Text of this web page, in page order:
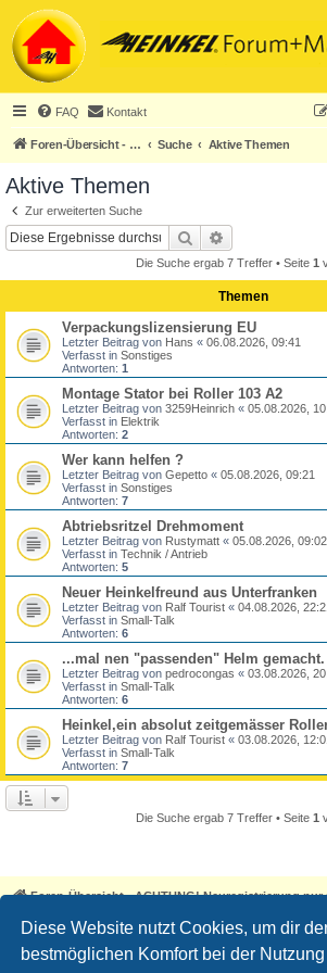
Diese Website nutzt Cookies, um dir
bestmöglichen Komfort bei der Nutzung
FAQ Kontakt
Foren-Übersicht - ACHTUNG! Neuregistrierung nur noch für Heinkel-Club-Mitglieder! Suche Aktive Themen
Aktive Themen
Zur erweiterten Suche
Suche
Die Suche ergab 7 Treffer • Seite 1
Themen
Verpackungslizensierung EU
Letzter Beitrag von Hans « 06.08.2026, 09:41
Verfasst in Sonstiges
Antworten: 1
Montage Stator bei Roller 103 A2
Letzter Beitrag von 3259Heinrich « 05.08.2026,
Verfasst in Elektrik
Antworten: 2
Wer kann helfen ?
Letzter Beitrag von Gepetto « 05.08.2026, 09:21
Verfasst in Sonstiges
Antworten: 7
Abtriebsritzel Drehmoment
Letzter Beitrag von Rustymatt « 05.08.2026, 09:02
Verfasst in Technik / Antrieb
Antworten: 5
Neuer Heinkelfreund aus Unterfranken
Letzter Beitrag von Ralf Tourist « 04.08.2026,
Verfasst in Small-Talk
Antworten: 6
...mal nen "passenden" Helm gemacht.
Letzter Beitrag von pedrocongas « 03.08.2026,
Verfasst in Small-Talk
Antworten: 6
Heinkel,ein absolut zeitgemässer
Letzter Beitrag von Ralf Tourist « 03.08.2026,
Verfasst in Small-Talk
Antworten: 7
Die Suche ergab 7 Treffer • Seite 1
Foren-Übersicht - ACHTUNG! Neuregistrierung
Powered byphpBB ® Forum Software ©